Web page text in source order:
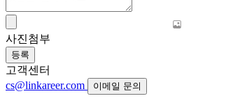
사진첨부
등록
고객센터
cs@linkareer.com
이메일 문의